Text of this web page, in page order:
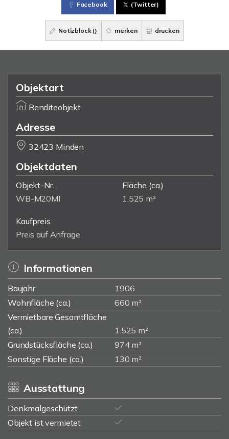
Facebook (Twitter)
Notizblock () merken drucken
Objektart
Renditeobjekt
Adresse
32423 Minden
Objektdaten
Objekt-Nr.
WB-M20MI
Fläche (ca.)
1.525 m²
Kaufpreis
Preis auf Anfrage
Informationen
Baujahr
1906
Wohnfläche (ca.)
660 m²
Vermietbare Gesamtfläche
(ca.)
1.525 m²
Grundstücksfläche (ca.)
974 m²
Sonstige Fläche (ca.)
130 m²
Ausstattung
Denkmalgeschützt
Objekt ist vermietet